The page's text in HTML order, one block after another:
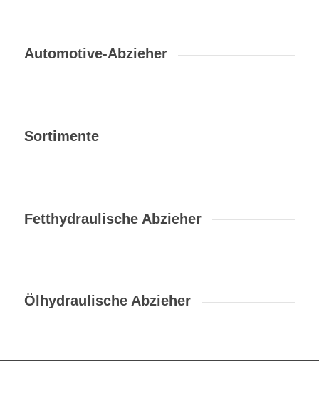
Automotive-Abzieher
Sortimente
Fetthydraulische Abzieher
Ölhydraulische Abzieher